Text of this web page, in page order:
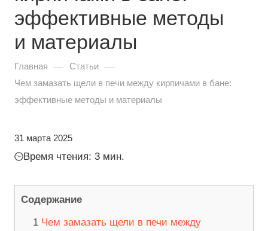
эффективные методы
и материалы
Главная — Статьи —
Чем замазать щели в печи между кирпичами в бане:
эффективные методы и материалы
31 марта 2025
Время чтения: 3 мин.
Содержание
Чем замазать щели в печи между